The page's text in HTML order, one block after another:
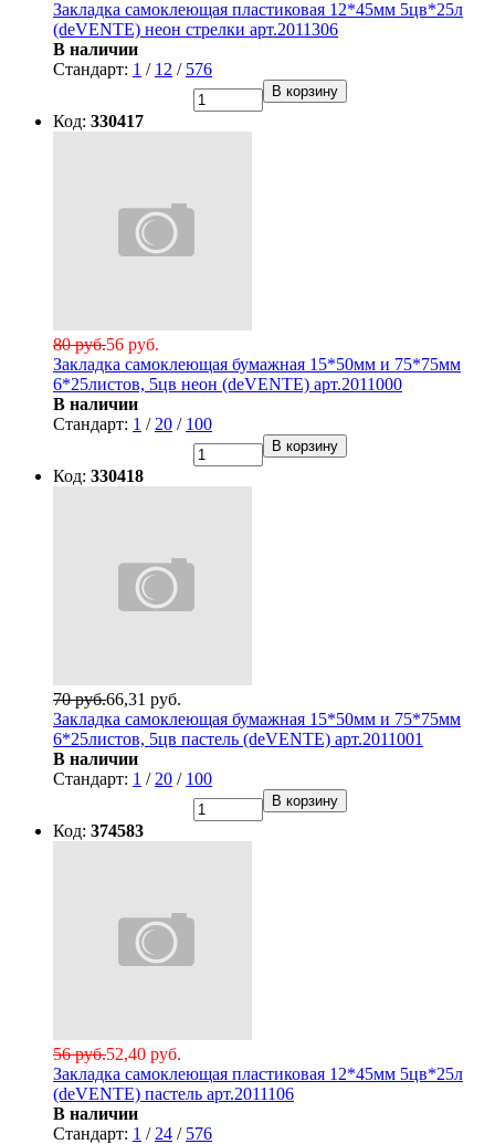
Закладка самоклеющая пластиковая 12*45мм 5цв*25л
(deVENTE) неон стрелки арт.2011306
В наличии
Стандарт: 1 / 12 / 576
В корзину
Код: 330417
56 руб.
80 руб.
Закладка самоклеющая бумажная 15*50мм и 75*75мм
6*25листов, 5цв неон (deVENTE) арт.2011000
В наличии
Стандарт: 1 / 20 / 100
В корзину
Код: 330418
66,31 руб.
70 руб.
Закладка самоклеющая бумажная 15*50мм и 75*75мм
6*25листов, 5цв пастель (deVENTE) арт.2011001
В наличии
Стандарт: 1 / 20 / 100
В корзину
Код: 374583
52,40 руб.
56 руб.
Закладка самоклеющая пластиковая 12*45мм 5цв*25л
(deVENTE) пастель арт.2011106
В наличии
Стандарт: 1 / 24 / 576